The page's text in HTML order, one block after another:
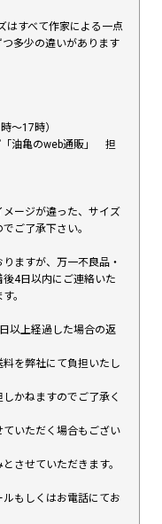
はすべて作家による一点
多少の違いがあります
〜17時）
「油亀のweb通販」 担
ージが違った、サイズ
ご了承下さい。
ますが、万一不良品・
4日以内にご連絡いた
。
以上経過した場合の返
を弊社にて負担いたし
かねますのでご了承く
いただく場合もござい
させていただきます。
もしくはお電話にてお